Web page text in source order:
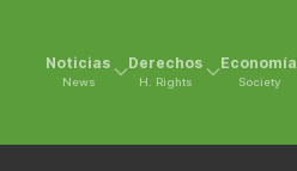
Noticias
News
Derechos
H. Rights
Economía
Society